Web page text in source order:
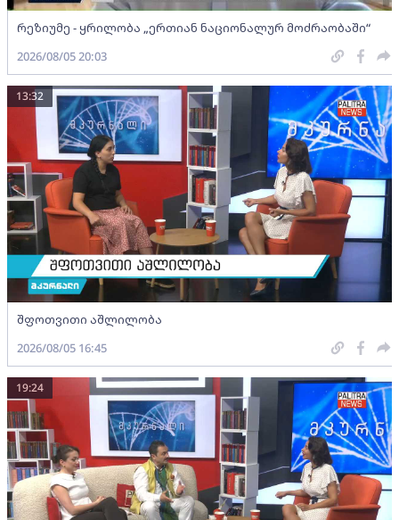
რეზიუმე - ყრილობა „ერთიან ნაციონალურ მოძრაობაში“
2026/08/05 20:03
შფოთვითი აშლილობა
13:32
2026/08/05 16:45
19:24